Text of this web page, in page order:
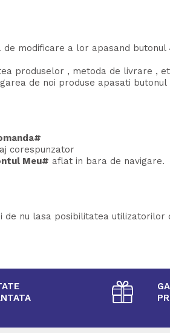
modificare a lor apasand butonul
produselor , metoda de livrare ,
de noi produse apasati butonul
corespunzator
Meu# aflat in bara de navigare.
de nu lasa posibilitatea